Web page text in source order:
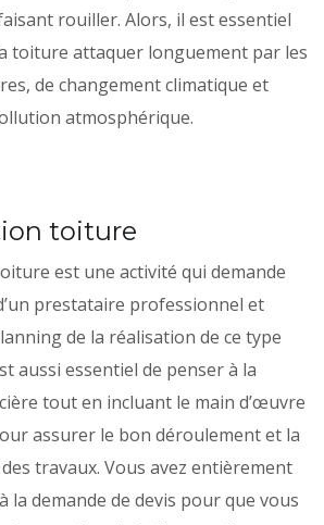
rouiller. Alors, il est essentiel
toiture attaquer longuement par les
de changement climatique et
atmosphérique.
toiture
est une activité qui demande
prestataire professionnel et
de la réalisation de ce type
aussi essentiel de penser à la
tout en incluant le main d’œuvre
assurer le bon déroulement et la
travaux. Vous avez entièrement
la demande de devis pour que vous